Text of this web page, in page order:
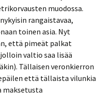
muodossa.
rangaistavaa,
toinen asia. Nyt
että pimeät palkat
valtio saa lisää
Tällaisen veronkierron
että tällaista vilunkia
maksetusta